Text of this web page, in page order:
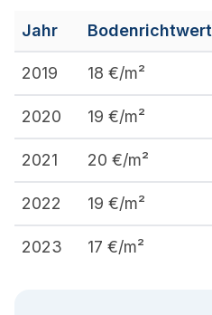
Jahr Bodenrichtwert
2019 18 €/m²
2020 19 €/m²
2021 20 €/m²
2022 19 €/m²
2023 17 €/m²